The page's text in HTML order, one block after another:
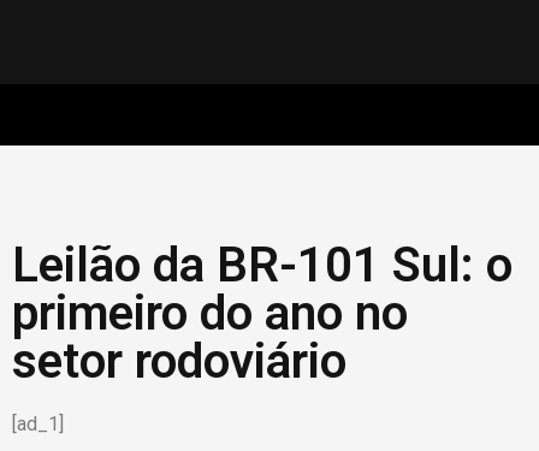
Leilão da BR-101 Sul: o
primeiro do ano no
setor rodoviário
[ad_1]